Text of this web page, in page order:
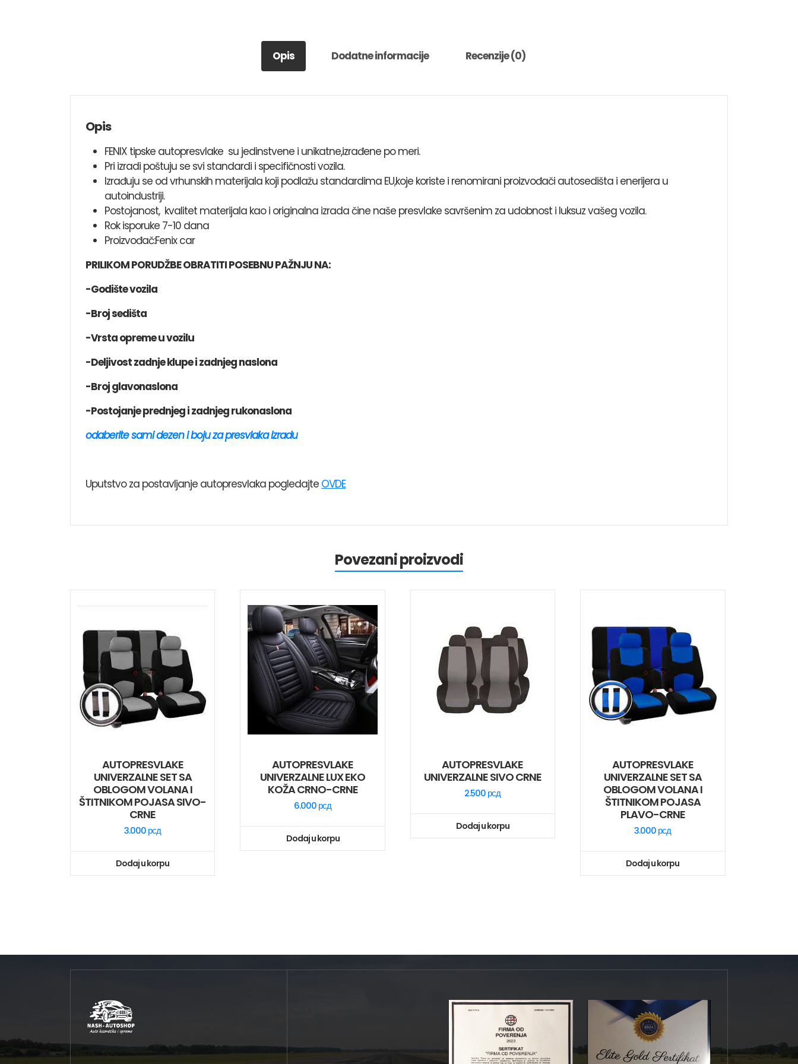
Opis Dodatne informacije Recenzije (0)
Opis
FENIX tipske autopresvlake su jedinstvene i unikatne,izrađene po meri.
Pri izradi poštuju se svi standardi i specifičnosti vozila.
Izrađuju se od vrhunskih materijala koji podlažu standardima EU,koje koriste i renomirani proizvođači autosedišta i enerijera u
autoindustriji.
Postojanost, kvalitet materijala kao i originalna izrada čine naše presvlake savršenim za udobnost i luksuz vašeg vozila.
Rok isporuke 7-10 dana
Proizvođač:Fenix car
PRILIKOM PORUDŽBE OBRATITI POSEBNU PAŽNJU NA:
-Godište vozila
-Broj sedišta
-Vrsta opreme u vozilu
-Deljivost zadnje klupe i zadnjeg naslona
-Broj glavonaslona
-Postojanje prednjeg i zadnjeg rukonaslona
odaberite sami dezen i boju zapresvlakaizradu
Uputstvo za postavljanje autopresvlaka pogledajte OVDE
Povezani proizvodi
AUTOPRESVLAKE
UNIVERZALNE SET SA
OBLOGOM VOLANA I
ŠTITNIKOM POJASA SIVO-
CRNE
3.000 рсд
Dodaj u korpu
AUTOPRESVLAKE
UNIVERZALNE LUX EKO
KOŽA CRNO-CRNE
6.000 рсд
Dodaj u korpu
AUTOPRESVLAKE
UNIVERZALNE SIVO CRNE
2.500 рсд
Dodaj u korpu
AUTOPRESVLAKE
UNIVERZALNE SET SA
OBLOGOM VOLANA I
ŠTITNIKOM POJASA
PLAVO-CRNE
3.000 рсд
Dodaj u korpu